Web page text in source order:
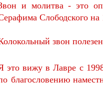
и молитва - это
Слободского на
звон
это вижу в Лавре с
благословению